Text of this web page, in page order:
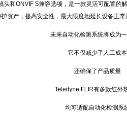
和ONVIF S兼容选项，是一款灵活可配置的
资产，提高安全性，最大限度地延长设备正常
未来自动化检测系统将成为一
它不仅减少了人工成本
还确保了产品质量
Teledyne FLIR有多款红外
均可适配自动化检测系